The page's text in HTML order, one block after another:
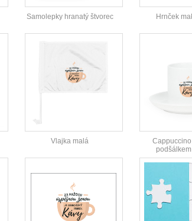
Samolepky hranatý štvorec Hrnček
Vlajka malá
podšálkem